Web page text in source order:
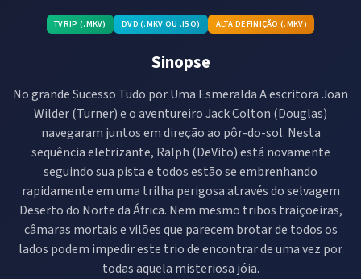
TVRIP (.MKV) DVD (.MKV OU .ISO) ALTA DEFINIÇÃO (.MKV)
Sinopse
No grande Sucesso Tudo por Uma Esmeralda A escritora Joan
Wilder (Turner) e o aventureiro Jack Colton (Douglas)
navegaram juntos em direção ao pôr-do-sol. Nesta
sequência eletrizante, Ralph (DeVito) está novamente
seguindo sua pista e todos estão se embrenhando
rapidamente em uma trilha perigosa através do selvagem
Deserto do Norte da África. Nem mesmo tribos traiçoeiras,
câmaras mortais e vilões que parecem brotar de todos os
lados podem impedir este trio de encontrar de uma vez por
todas aquela misteriosa jóia.